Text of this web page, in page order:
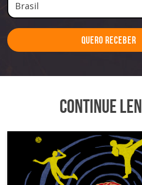
Quero Receber
Continue